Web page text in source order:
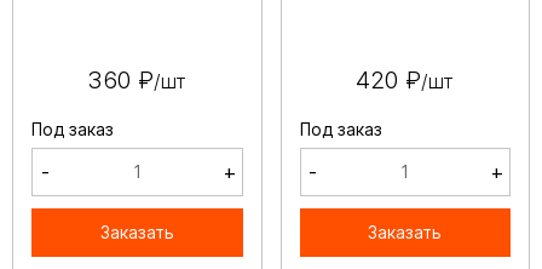
360 ₽/шт
Под заказ
- +
Заказать
420 ₽/шт
Под заказ
- +
Заказать